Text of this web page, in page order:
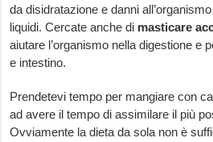
da disidratazione e danni
liquidi. Cercate anche di masticare
aiutare l’organismo nella digestione e
e intestino.
Prendetevi tempo per mangiare con
ad avere il tempo di assimilare il più
Ovviamente la dieta da sola non è